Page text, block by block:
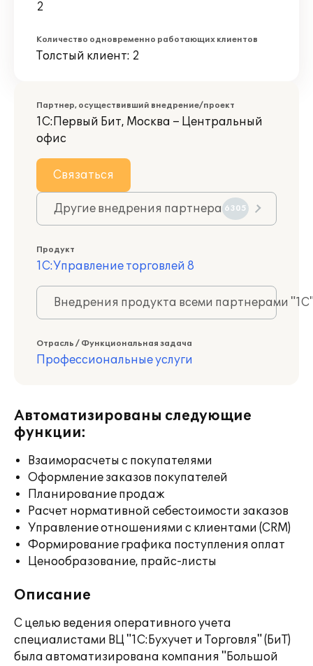
2
Количество одновременно работающих клиентов
Толстый клиент: 2
Партнер, осуществивший внедрение/проект
1С:Первый Бит, Москва – Центральный
офис
Связаться
Другие внедрения партнера 6305
Продукт
1С:Управление торговлей 8
Внедрения продукта всеми партнерами
Отрасль / Функциональная задача
Профессиональные услуги
Автоматизированы следующие
функции:
Взаиморасчеты с покупателями
Оформление заказов покупателей
Планирование продаж
Расчет нормативной себестоимости заказов
Управление отношениями с клиентами (CRM)
Формирование графика поступления оплат
Ценообразование, прайс-листы
Описание
С целью ведения оперативного учета
специалистами ВЦ "1С:Бухучет и Торговля" (БиТ)
была автоматизирована компания "Большой